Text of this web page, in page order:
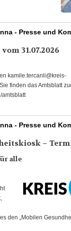
- Presse und
31.07.2026
kamile.tercanli@kreis-
finden das Amtsblatt
amtsblatt
- Presse und
–
alle
den „Mobilen